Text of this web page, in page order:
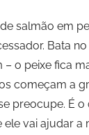
salmão em
Bata
– o peixe fica
começam a
preocupe. É
ele vai ajudar a